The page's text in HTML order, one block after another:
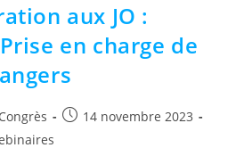
aux JO :
en charge de
14 novembre 2023